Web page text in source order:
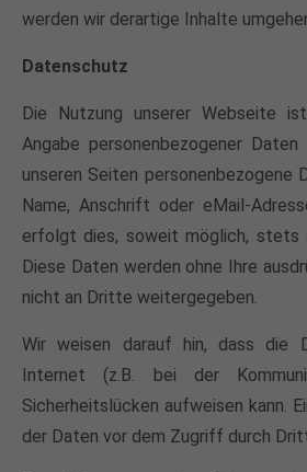
werden wir derartige Inhalte
Datenschutz
Die Nutzung unserer Webseite
Angabe personenbezogener
unseren Seiten personenbezogene
Name, Anschrift oder eMail-
erfolgt dies, soweit möglich, stets
Diese Daten werden ohne Ihre
nicht an Dritte weitergegeben.
Wir weisen darauf hin, dass die
Internet (z.B. bei der
Sicherheitslücken aufweisen kann.
der Daten vor dem Zugriff durch